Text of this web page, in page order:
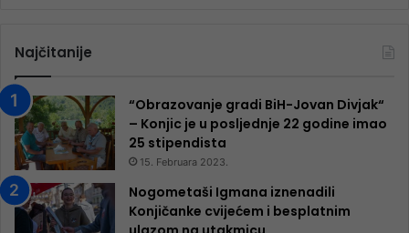
Najčitanije
“Obrazovanje gradi BiH-Jovan Divjak“
– Konjic je u posljednje 22 godine imao
25 ​​stipendista
15. Februara 2023.
Nogometaši Igmana iznenadili
Konjičanke cvijećem i besplatnim